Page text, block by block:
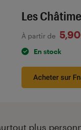
Les
À partir de
En stock
Acheter sur
plus